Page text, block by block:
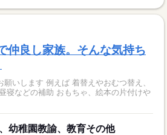
仲良し家族。そんな気持ち
いします 例えば 着替えやおむつ替え、
寝などの補助 おもちゃ、絵本の片付けや
幼稚園教諭、教育その他